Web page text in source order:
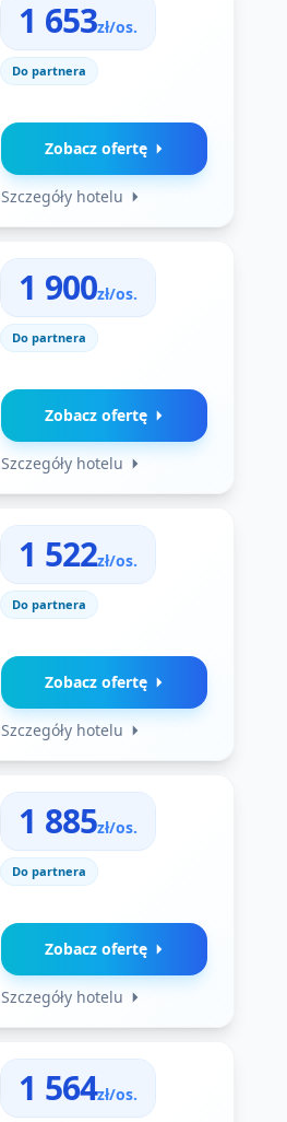
1 653zł/os.
Do partnera
Zobacz ofertę
Szczegóły hotelu
1 900zł/os.
Do partnera
Zobacz ofertę
Szczegóły hotelu
1 522zł/os.
Do partnera
Zobacz ofertę
Szczegóły hotelu
1 885zł/os.
Do partnera
Zobacz ofertę
Szczegóły hotelu
1 564zł/os.